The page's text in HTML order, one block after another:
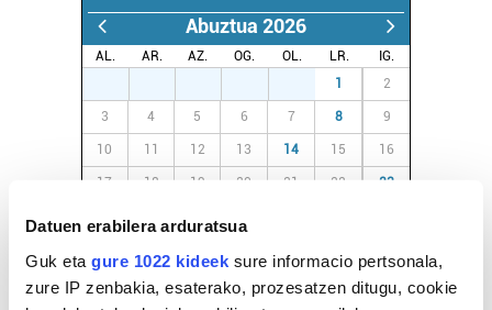
Datuen erabilera arduratsua
Guk eta gure 1022 kideek sure informacio pertsonala,
zure IP zenbakia, esaterako, prozesatzen ditugu, cookie
Abuztua 2026
AL. AR. AZ. OG. OL. LR.
IG.
1 2
3 4 5 6 7 8 9
10 11 12 13 14 15 16
17 18 19 20 21 22 23